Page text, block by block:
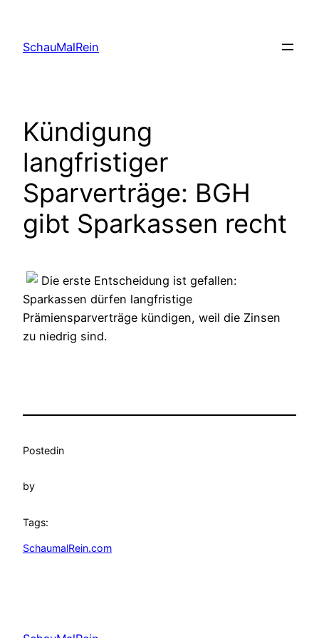
content
SchauMalRein
Kündigung
langfristiger
Sparverträge: BGH
gibt Sparkassen recht
Die erste Entscheidung ist gefallen:
Sparkassen dürfen langfristige
Prämiensparverträge kündigen, weil die Zinsen
zu niedrig sind.
Postedin
by
Tags:
SchaumalRein.com